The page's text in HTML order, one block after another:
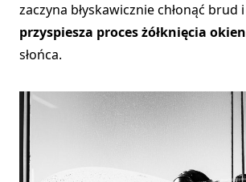
zaczyna błyskawicznie chłonąć brud i
przyspiesza proces żółknięcia okien
słońca.